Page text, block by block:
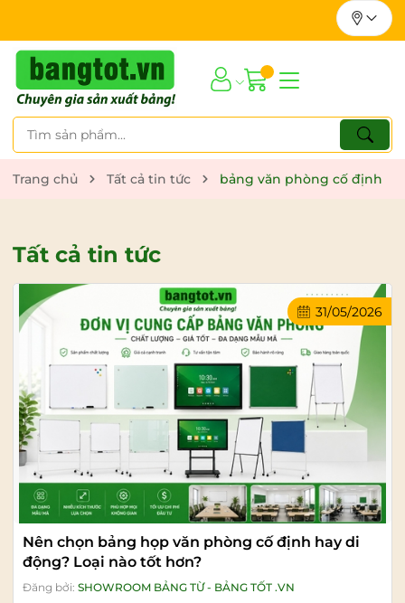
Trang chủ Tất cả tin tức bảng văn phòng cố định
Tất cả tin tức
31/05/2026
Nên chọn bảng họp văn phòng cố định hay di
động? Loại nào tốt hơn?
Đăng bởi: SHOWROOM BẢNG TỪ - BẢNG TỐT .VN